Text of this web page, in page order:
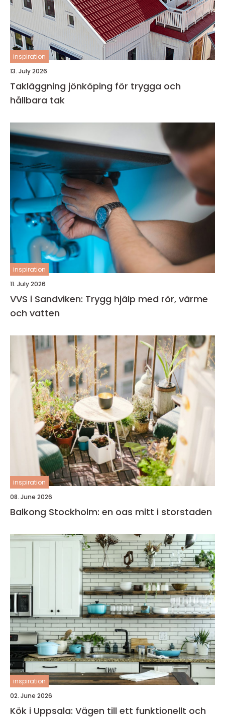
inspiration
13. July 2026
Takläggning jönköping för trygga och
hållbara tak
inspiration
11. July 2026
VVS i Sandviken: Trygg hjälp med rör, värme
och vatten
inspiration
08. June 2026
Balkong Stockholm: en oas mitt i storstaden
inspiration
02. June 2026
Kök i Uppsala: Vägen till ett funktionellt och